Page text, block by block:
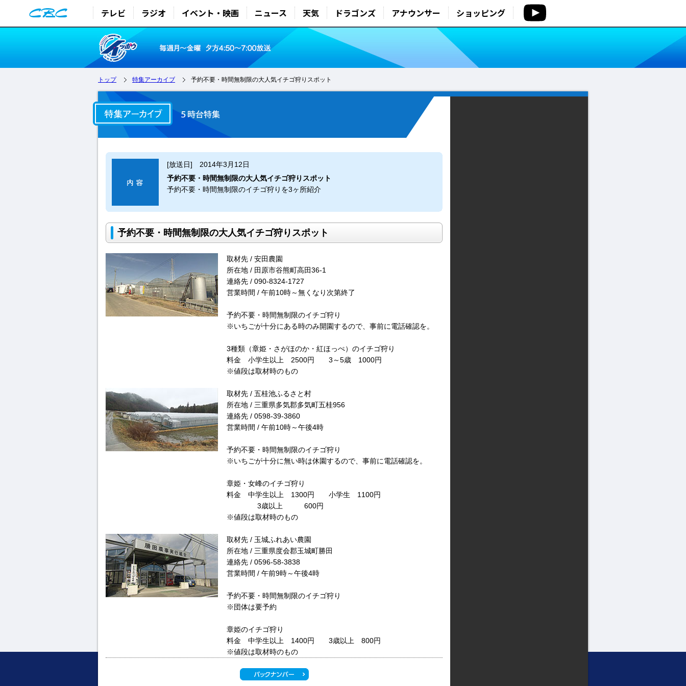
テレビ ラジオ イベント・映画 ニュース 天気 ドラゴンズ アナウンサー ショッピング
トップ 特集アーカイブ 予約不要・時間無制限の大人気イチゴ狩りスポット
[放送日] 2014年3月12日
予約不要・時間無制限の大人気イチゴ狩りスポット
予約不要・時間無制限のイチゴ狩りを3ヶ所紹介
予約不要・時間無制限の大人気イチゴ狩りスポット
取材先 / 安田農園
所在地 / 田原市谷熊町高田36-1
連絡先 / 090-8324-1727
営業時間 / 午前10時～無くなり次第終了
予約不要・時間無制限のイチゴ狩り
※いちごが十分にある時のみ開園するので、事前に電話確認を。
3種類（章姫・さがほのか・紅ほっぺ）のイチゴ狩り
料金 小学生以上 2500円 3～5歳 1000円
※値段は取材時のもの
取材先 / 五桂池ふるさと村
所在地 / 三重県多気郡多気町五桂956
連絡先 / 0598-39-3860
営業時間 / 午前10時～午後4時
予約不要・時間無制限のイチゴ狩り
※いちごが十分に無い時は休園するので、事前に電話確認を。
章姫・女峰のイチゴ狩り
料金 中学生以上 1300円 小学生 1100円
3歳以上 600円
※値段は取材時のもの
取材先 / 玉城ふれあい農園
所在地 / 三重県度会郡玉城町勝田
連絡先 / 0596-58-3838
営業時間 / 午前9時～午後4時
予約不要・時間無制限のイチゴ狩り
※団体は要予約
章姫のイチゴ狩り
料金 中学生以上 1400円 3歳以上 800円
※値段は取材時のもの